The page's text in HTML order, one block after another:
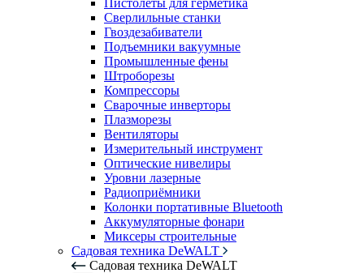
Пистолеты для герметика
Сверлильные станки
Гвоздезабиватели
Подъемники вакуумные
Промышленные фены
Штроборезы
Компрессоры
Сварочные инверторы
Плазморезы
Вентиляторы
Измерительный инструмент
Оптические нивелиры
Уровни лазерные
Радиоприёмники
Колонки портативные Bluetooth
Аккумуляторные фонари
Миксеры строительные
Садовая техника DeWALT
Садовая техника DeWALT